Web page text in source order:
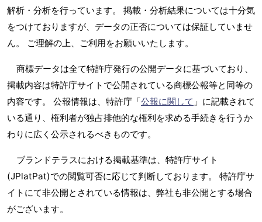
解析・分析を行っています。 掲載・分析結果については十分気
をつけておりますが、データの正否については保証していませ
ん。 ご理解の上、ご利用をお願いいたします。
商標データは全て特許庁発行の公開データに基づいており、
掲載内容は特許庁サイトで公開されている商標公報等と同等の
内容です。 公報情報は、特許庁「公報に関して 」に記載されて
いる通り、権利者が独占排他的な権利を求める手続きを行うか
わりに広く公示されるべきものです。
ブランドテラスにおける掲載基準は、特許庁サイト
(JPlatPat)での閲覧可否に応じて判断しております。 特許庁サ
イトにて非公開とされている情報は、弊社も非公開とする場合
がございます。